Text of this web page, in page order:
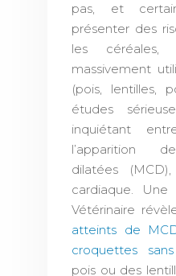
pas, et
présenter des
les céréales,
massivement
(pois, lentilles,
études
inquiétant
l’apparition
dilatées
cardiaque.
Vétérinaire
atteints de
croquettes
pois ou des